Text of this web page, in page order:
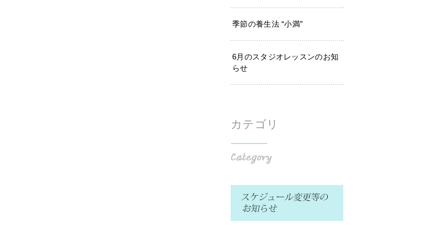
季節の養生法 “小満”
6月のスタジオレッスンのお知
らせ
カテゴリ